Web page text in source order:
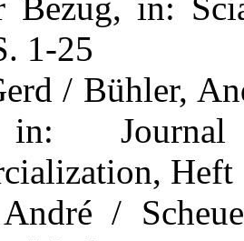
1-25
/ Bühler,
in: Journal
Heft
/